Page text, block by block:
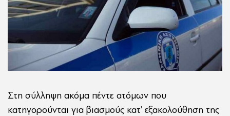
Στη σύλληψη ακόμα πέντε ατόμων που
κατηγορούνται για βιασμούς κατ’ εξακολούθηση της